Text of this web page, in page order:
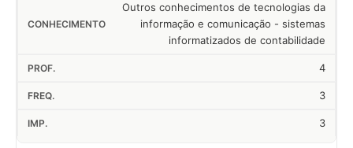
Outros conhecimentos de tecnologias da
informação e comunicação - sistemas
informatizados de contabilidade
4
3
3